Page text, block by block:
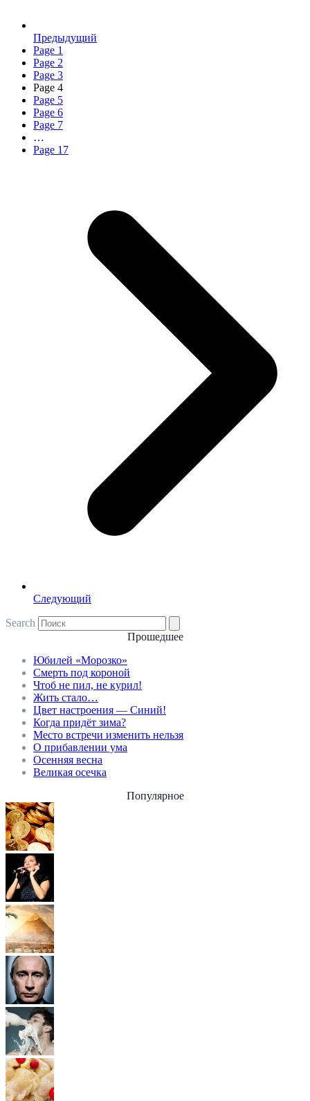
Предыдущий
Page 1
Page 2
Page 3
Page 4
Page 5
Page 6
Page 7
…
Page 17
Следующий
Search
Прошедшее
Юбилей «Морозко»
Смерть под короной
Чтоб не пил, не курил!
Жить стало…
Цвет настроения — Синий!
Когда придёт зима?
Место встречи изменить нельзя
О прибавлении ума
Осенняя весна
Великая осечка
Популярное